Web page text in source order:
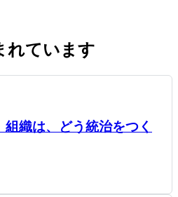
れています
組織は、どう統治をつく